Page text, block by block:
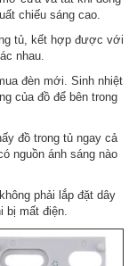
chiếu sáng cao.
tủ, kết hợp được với
nhau.
đèn mới. Sinh nhiệt
của đồ để bên trong
đồ trong tủ ngay cả
nguồn ánh sáng nào
phải lắp đặt dây
bị mất điện.